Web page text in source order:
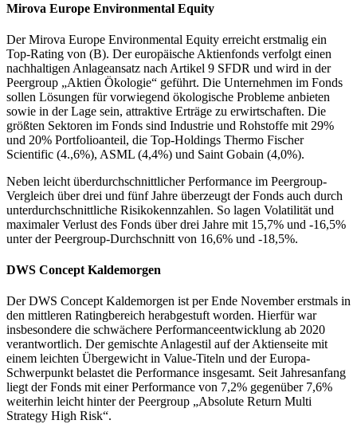
Mirova Europe Environmental Equity
Der Mirova Europe Environmental Equity erreicht erstmalig ein
Top-Rating von (B). Der europäische Aktienfonds verfolgt einen
nachhaltigen Anlageansatz nach Artikel 9 SFDR und wird in der
Peergroup „Aktien Ökologie“ geführt. Die Unternehmen im Fonds
sollen Lösungen für vorwiegend ökologische Probleme anbieten
sowie in der Lage sein, attraktive Erträge zu erwirtschaften. Die
größten Sektoren im Fonds sind Industrie und Rohstoffe mit 29%
und 20% Portfolioanteil, die Top-Holdings Thermo Fischer
Scientific (4.,6%), ASML (4,4%) und Saint Gobain (4,0%).
Neben leicht überdurchschnittlicher Performance im Peergroup-
Vergleich über drei und fünf Jahre überzeugt der Fonds auch durch
unterdurchschnittliche Risikokennzahlen. So lagen Volatilität und
maximaler Verlust des Fonds über drei Jahre mit 15,7% und -16,5%
unter der Peergroup-Durchschnitt von 16,6% und -18,5%.
DWS Concept Kaldemorgen
Der DWS Concept Kaldemorgen ist per Ende November erstmals in
den mittleren Ratingbereich herabgestuft worden. Hierfür war
insbesondere die schwächere Performanceentwicklung ab 2020
verantwortlich. Der gemischte Anlagestil auf der Aktienseite mit
einem leichten Übergewicht in Value-Titeln und der Europa-
Schwerpunkt belastet die Performance insgesamt. Seit Jahresanfang
liegt der Fonds mit einer Performance von 7,2% gegenüber 7,6%
weiterhin leicht hinter der Peergroup „Absolute Return Multi
Strategy High Risk“.